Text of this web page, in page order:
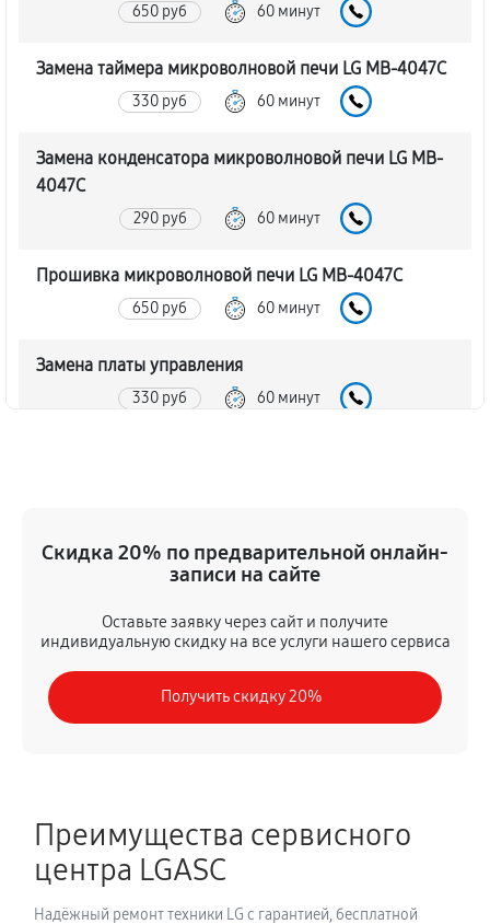
650 руб 60 минут
Замена таймера микроволновой печи LG MB-4047C
330 руб 60 минут
Замена конденсатора микроволновой печи LG MB-
4047C
290 руб 60 минут
Прошивка микроволновой печи LG MB-4047C
650 руб 60 минут
Замена платы управления
330 руб 60 минут
Замена датчиков микроволновой печи LG MB-
4047C
330 руб 60 минут
330 руб 60 минут
Скидка 20% по предварительной онлайн-
записи на сайте
Оставьте заявку через сайт и получите
индивидуальную скидку на все услуги нашего сервиса
Получить скидку 20%
Преимущества сервисного
центра LGASC
Надёжный ремонт техники LG с гарантией, бесплатной